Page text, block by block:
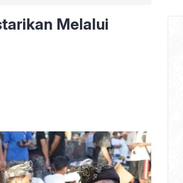
Melalui